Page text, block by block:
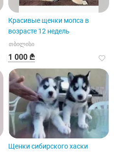
Красивые щенки мопса в
возрасте 12 недель
თბილისი
1 000 ₾
Щенки сибирского хаски